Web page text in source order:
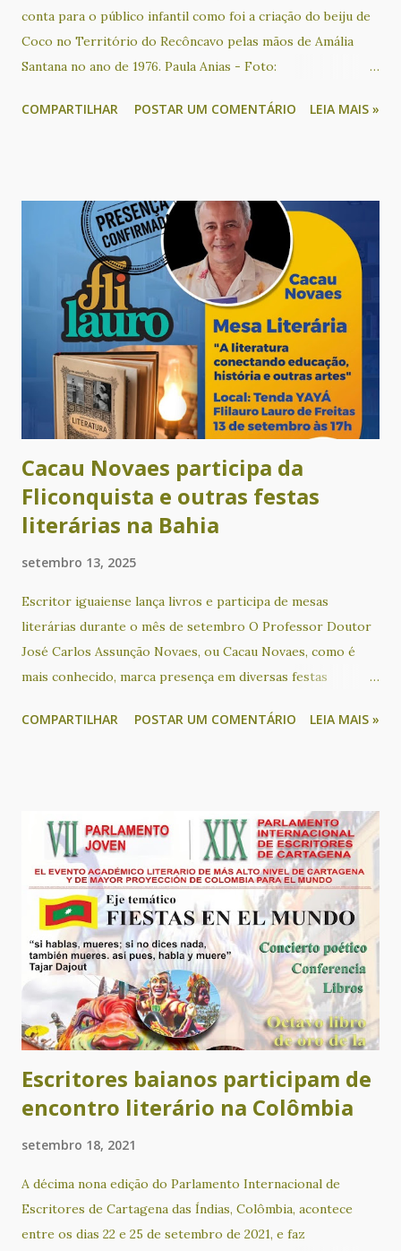
conta para o público infantil como foi a criação do beiju de
Coco no Território do Recôncavo pelas mãos de Amália
Santana no ano de 1976. Paula Anias - Foto:
tradição da culinária do recôncavo baiano e conhecer sua
município de Sapeaçu. Ela realizou um processo de
empreendedorismo econômico no Recôncavo baiano
beneficiando centenas de famílias com esse oficio. Quem é a
autora deste livro? Paula Anália Anias é historiadora,
pesquisadora do tema e escreveu o texto que vai compor o
livro. Em entrevista ao site G1 ela disse como chegou até
Dona Nenzinha: “Fizemos um álbum iconográfico, no qual o
aluno devia encontrar um patrimônio histórico ainda não
tombado em seu município. Aí descobrimos essa mulher...
COMPARTILHAR POSTAR UM COMENTÁRIO LEIA MAIS »
Cacau Novaes participa da
Fliconquista e outras festas
literárias na Bahia
setembro 13, 2025
Escritor iguaiense lança livros e participa de mesas
literárias durante o mês de setembro O Professor Doutor
José Carlos Assunção Novaes, ou Cacau Novaes, como é
mais conhecido, marca presença em diversas festas
escritor é um dos convidados para participar em uma mesa
ele também apresenta o seu livro “Português afro-
brasileiro: o preenchimento do sujeito pronominal na
comunidade quilombola de Lagoinha”. Este livro de José
Carlos Assunção Novaes, decorrente de sua tese de
doutoramento, apresenta um importante panorama sobre a
questão do português afro-brasileiro, a partir do estudo
da comunidade quilombola da Lagoinha, localizada no
município de Nova Canaã, no sudoeste da Bahia. A partir de
sua leitura, qualquer pessoa interessada poderá obter
informações relevan...
COMPARTILHAR POSTAR UM COMENTÁRIO LEIA MAIS »
Escritores baianos participam de
encontro literário na Colômbia
setembro 18, 2021
A décima nona edição do Parlamento Internacional de
Escritores de Cartagena das Índias, Colômbia, acontece
entre os dias 22 e 25 de setembro de 2021, e faz